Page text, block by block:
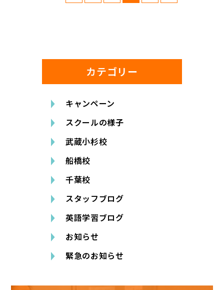
カテゴリー
キャンペーン
スクールの様子
武蔵小杉校
船橋校
千葉校
スタッフブログ
英語学習ブログ
お知らせ
緊急のお知らせ